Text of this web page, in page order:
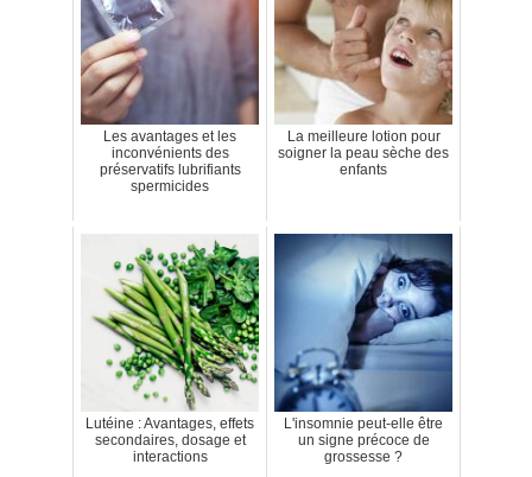
Les avantages et les
inconvénients des
préservatifs lubrifiants
spermicides
La meilleure lotion pour
soigner la peau sèche des
enfants
Lutéine : Avantages, effets
secondaires, dosage et
interactions
L'insomnie peut-elle être
un signe précoce de
grossesse ?